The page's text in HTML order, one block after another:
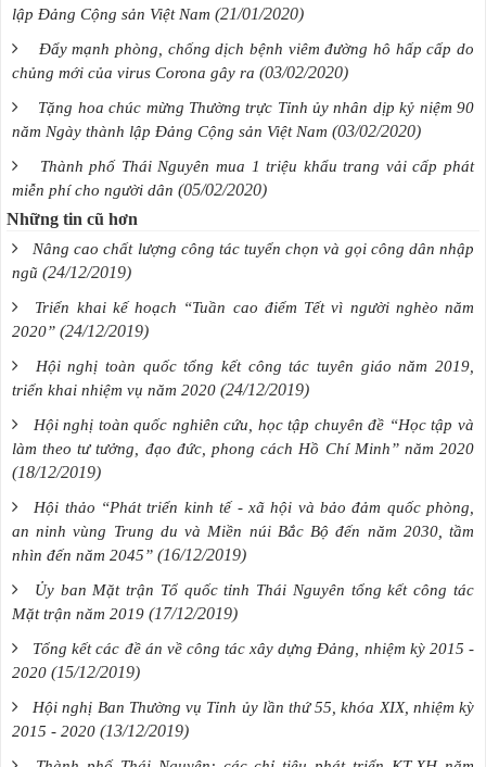
lập Đảng Cộng sản Việt Nam (21/01/2020)
Đẩy mạnh phòng, chống dịch bệnh viêm đường hô hấp cấp do
chủng mới của virus Corona gây ra (03/02/2020)
Tặng hoa chúc mừng Thường trực Tỉnh ủy nhân dịp kỷ niệm 90
năm Ngày thành lập Đảng Cộng sản Việt Nam (03/02/2020)
Thành phố Thái Nguyên mua 1 triệu khẩu trang vải cấp phát
miễn phí cho người dân (05/02/2020)
Những tin cũ hơn
Nâng cao chất lượng công tác tuyển chọn và gọi công dân nhập
ngũ (24/12/2019)
Triển khai kế hoạch “Tuần cao điểm Tết vì người nghèo năm
2020” (24/12/2019)
Hội nghị toàn quốc tổng kết công tác tuyên giáo năm 2019,
triển khai nhiệm vụ năm 2020 (24/12/2019)
Hội nghị toàn quốc nghiên cứu, học tập chuyên đề “Học tập và
làm theo tư tưởng, đạo đức, phong cách Hồ Chí Minh” năm 2020
(18/12/2019)
Hội thảo “Phát triển kinh tế - xã hội và bảo đảm quốc phòng,
an ninh vùng Trung du và Miền núi Bắc Bộ đến năm 2030, tầm
nhìn đến năm 2045” (16/12/2019)
Ủy ban Mặt trận Tổ quốc tỉnh Thái Nguyên tổng kết công tác
Mặt trận năm 2019 (17/12/2019)
Tổng kết các đề án về công tác xây dựng Đảng, nhiệm kỳ 2015 -
2020 (15/12/2019)
Hội nghị Ban Thường vụ Tỉnh ủy lần thứ 55, khóa XIX, nhiệm kỳ
2015 - 2020 (13/12/2019)